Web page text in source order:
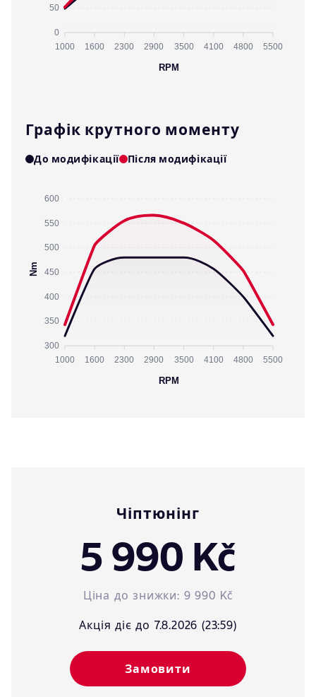
50
0
1000
1600 2300 2900 3500 4100 4800 5500
RPM
Графік крутного моменту
До модифікації Після модифікації
600
550
500
450
400
350
300
Nm
1000 1600 2300 2900 3500 4100 4800 5500
RPM
Чіптюнінг
5 990 Kč
Ціна до знижки: 9 990 Kč
Акція діє до 7.8.2026 (23:59)
Замовити